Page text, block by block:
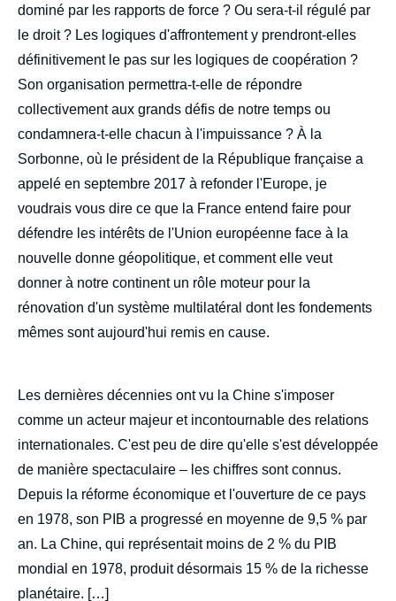
dominé par les rapports de force ? Ou sera-t-il régulé par
le droit ? Les logiques d'affrontement y prendront-elles
définitivement le pas sur les logiques de coopération ?
Son organisation permettra-t-elle de répondre
collectivement aux grands défis de notre temps ou
condamnera-t-elle chacun à l'impuissance ? À la
Sorbonne, où le président de la République française a
appelé en septembre 2017 à refonder l'Europe, je
voudrais vous dire ce que la France entend faire pour
défendre les intérêts de l'Union européenne face à la
nouvelle donne géopolitique, et comment elle veut
donner à notre continent un rôle moteur pour la
rénovation d'un système multilatéral dont les fondements
mêmes sont aujourd'hui remis en cause.
Les dernières décennies ont vu la Chine s'imposer
comme un acteur majeur et incontournable des relations
internationales. C'est peu de dire qu'elle s'est développée
de manière spectaculaire – les chiffres sont connus.
Depuis la réforme économique et l'ouverture de ce pays
en 1978, son PIB a progressé en moyenne de 9,5 % par
an. La Chine, qui représentait moins de 2 % du PIB
mondial en 1978, produit désormais 15 % de la richesse
planétaire. […]
Image
couverture
de
la
publication
Jean-Yves LE DRIAN, « L’avenir de l’Europe
face à la compétition sino-américaine -
Conclusions », Politique étrangère, Articles,
Ifri, 30 décembre 2019.
Copier